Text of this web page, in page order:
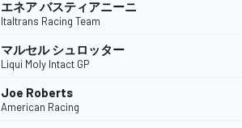
エネア バスティアニーニ
Italtrans Racing Team
マルセル シュロッター
Liqui Moly Intact GP
Joe Roberts
American Racing